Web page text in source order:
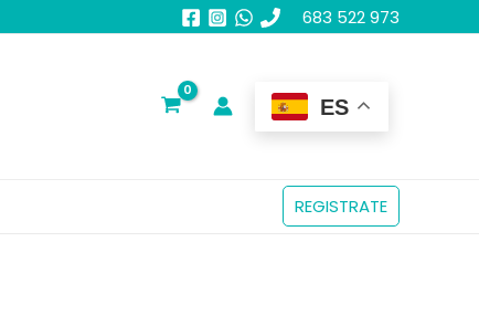
683 522 973
ES
REGISTRATE